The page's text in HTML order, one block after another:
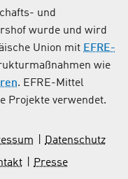
und
wurde und wird
Union mit EFRE-
wie
. EFRE-Mittel
Projekte verwendet.
Datenschutz
Presse